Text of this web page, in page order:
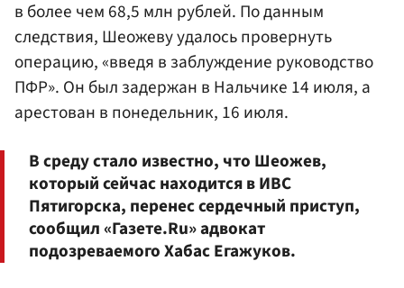
в более чем 68,5 млн рублей. По данным
следствия, Шеожеву удалось провернуть
операцию, «введя в заблуждение руководство
ПФР». Он был задержан в Нальчике 14 июля, а
арестован в понедельник, 16 июля.
В среду стало известно, что Шеожев,
который сейчас находится в ИВС
Пятигорска, перенес сердечный приступ,
сообщил «Газете.Ru» адвокат
подозреваемого Хабас Егажуков.